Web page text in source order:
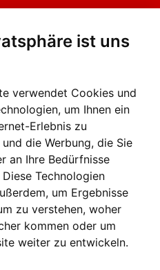
ist uns
verwendet Cookies und
um Ihnen ein
Erlebnis zu
die Werbung, die Sie
an Ihre Bedürfnisse
Technologien
um Ergebnisse
zu verstehen, woher
kommen oder um
weiter zu entwickeln.
sumzug
Liezen
Auf BLO24.at werben?
+43 (0)664 2226600